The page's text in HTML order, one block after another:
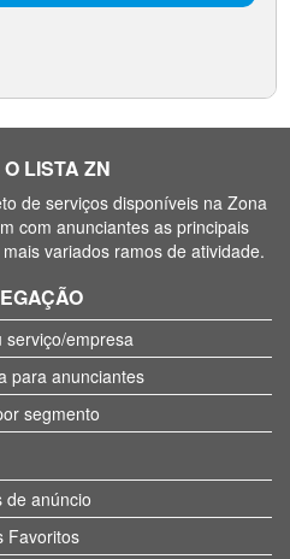
LISTA ZN
de serviços disponíveis na Zona
com anunciantes as principais
variados ramos de atividade.
serviço/empresa
para anunciantes
segmento
de anúncio
Favoritos